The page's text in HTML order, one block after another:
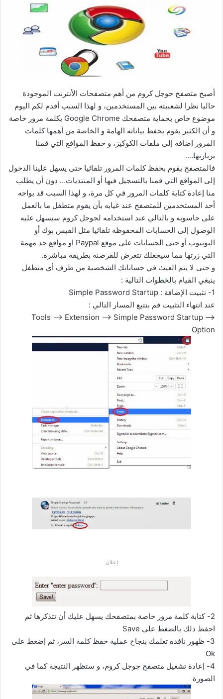
أصبح متصفح جوجل كروم من أهم متصفحات الأنترنت الموجودة
حاليا نظرا لشعبيته بين المستخدمين، و لهذا السبب أقدم لكم اليوم
موضوع خاص بحماية متصفحك Google Chrome بكلمة مرور خاصة
و أن الكثير يقوم بحفظ بياناته الهامة و الخاصة من أهمها كلمات
المرور إضافة إلى ملفات الكوكيز، و حفظ المواقع التي قمنا
بزيارتها….
فالمتصفح يقوم بحفظ كلمات المرور تلقائيا حتى يسهل علينا الدخول
إلى المواقع التي قمنا بالتسجيل فيها أو المنتديات… دون أن يطلب
منا إعادة كتابة كلمات المرور في كل مرة، و لهذا السبب قد يواجه
أحد المستخدمين للمتصفح عند غيابه بأن يقوم متطفل ما بالعمل
على حاسوبه و بالتالي عند استخدامه لجوجل كروم سيسهل عليه
الوصول إلى الحسابات المحفوظة تلقائيا مثل الفيس بوك أو
اليوتيوب أو حتى الحسابات على موقع Paypal او مواقع جد مهمة
التي زرتها مما سيجعلك تتعرض للقرصنة بطريقة مباشرة.
و حتى لا يتم العبث في حساباتك الشخصية من طرف أي متطفل
ينبغي القيام بالخطوات التالية :
1- تثبيت الإضافة : Simple Password Startup
عند انتهاء التثبيت قم بتتبع المسار التالي :
Tools –> Extension –> Simple Password Startup –>
Option
إعلان
2- كتابة كلمة مرور خاصة بمتصفحك يسهل عليك أن تتذكرها ثم
احفظ ذلك بالضغط على Save
3- ظهور نافدة تعلمك بنجاح عملية حفظ كلمة السر، ثم إضغط على
Ok
4- إعادة تشغيل متصفح جوجل كروم، و ستظهر النتيجة كما في
الصورة